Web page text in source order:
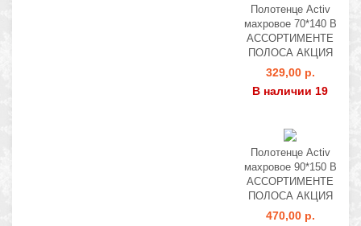
Полотенце Activ
махровое 70*140 В
АССОРТИМЕНТЕ
ПОЛОСА АКЦИЯ
329,00 р.
В наличии 19
Полотенце Activ
махровое 90*150 В
АССОРТИМЕНТЕ
ПОЛОСА АКЦИЯ
470,00 р.